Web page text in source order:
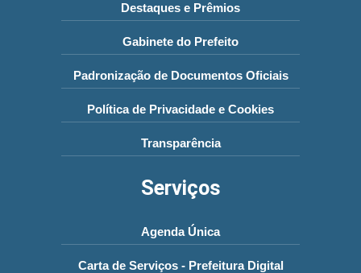
Destaques e Prêmios
Gabinete do Prefeito
Padronização de Documentos Oficiais
Política de Privacidade e Cookies
Transparência
Serviços
Agenda Única
Carta de Serviços - Prefeitura Digital